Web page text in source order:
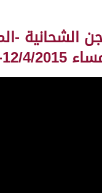
الشحانية
12:22:9